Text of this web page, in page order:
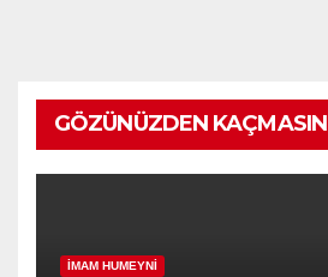
GÖZÜNÜZDEN KAÇMASIN
İMAM HUMEYNI